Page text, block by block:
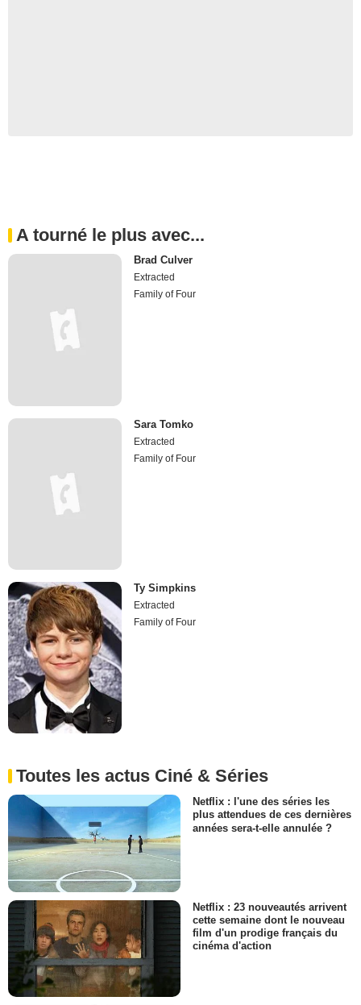
A tourné le plus avec...
Brad Culver
Extracted
Family of Four
Sara Tomko
Extracted
Family of Four
Ty Simpkins
Extracted
Family of Four
Toutes les actus Ciné & Séries
Netflix : l'une des séries les
plus attendues de ces dernières
années sera-t-elle annulée ?
Netflix : 23 nouveautés arrivent
cette semaine dont le nouveau
film d'un prodige français du
cinéma d'action